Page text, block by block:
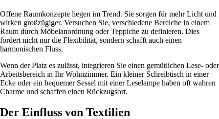
Offene Raumkonzepte liegen im Trend. Sie sorgen für mehr Licht und
wirken großzügiger. Versuchen Sie, verschiedene Bereiche in einem
Raum durch Möbelanordnung oder Teppiche zu definieren. Dies
fördert nicht nur die Flexibilität, sondern schafft auch einen
harmonischen Fluss.
Wenn der Platz es zulässt, integrieren Sie einen gemütlichen Lese- oder
Arbeitsbereich in Ihr Wohnzimmer. Ein kleiner Schreibtisch in einer
Ecke oder ein bequemer Sessel mit einer Leselampe haben oft wahren
Charme und schaffen einen Rückzugsort.
Der Einfluss von Textilien